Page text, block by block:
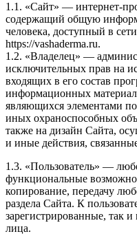
1.1. «Сайт» — интернет-
содержащий общую
человека, доступный в
https://vashaderma.ru.
1.2. «Владелец» —
исключительных прав на
входящих в его состав
информационных
являющихся элементами
иных охраноспособных
также на дизайн Сайта,
и иные действия,
1.3. «Пользователь» —
функциональные
копирование, передачу
раздела Сайта. К
зарегистрированные, так
лица.